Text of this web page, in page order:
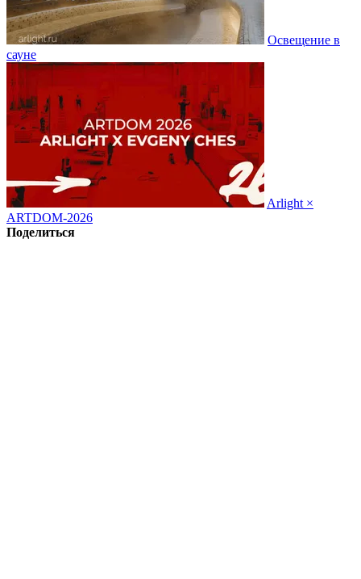
Освещение в
сауне
Arlight ×
ARTDOM-2026
Поделиться